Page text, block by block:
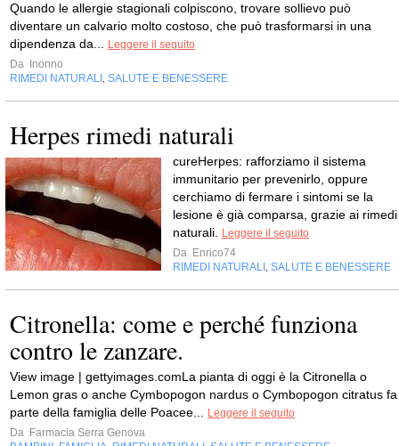
Quando le allergie stagionali colpiscono, trovare sollievo può
diventare un calvario molto costoso, che può trasformarsi in una
dipendenza da...
Leggere il seguito
Da
Inonno
RIMEDI NATURALI
SALUTE E BENESSERE
Herpes rimedi naturali
cureHerpes: rafforziamo il sistema
immunitario per prevenirlo, oppure
cerchiamo di fermare i sintomi se la
lesione è già comparsa, grazie ai rimedi
naturali.
Leggere il seguito
Da Enrico74
RIMEDI NATURALI
SALUTE E BENESSERE
Citronella: come e perché funziona
contro le zanzare.
View image | gettyimages.comLa pianta di oggi è la Citronella o
Lemon gras o anche Cymbopogon nardus o Cymbopogon citratus fa
parte della famiglia delle Poacee...
Leggere il seguito
Da Farmacia Serra Genova